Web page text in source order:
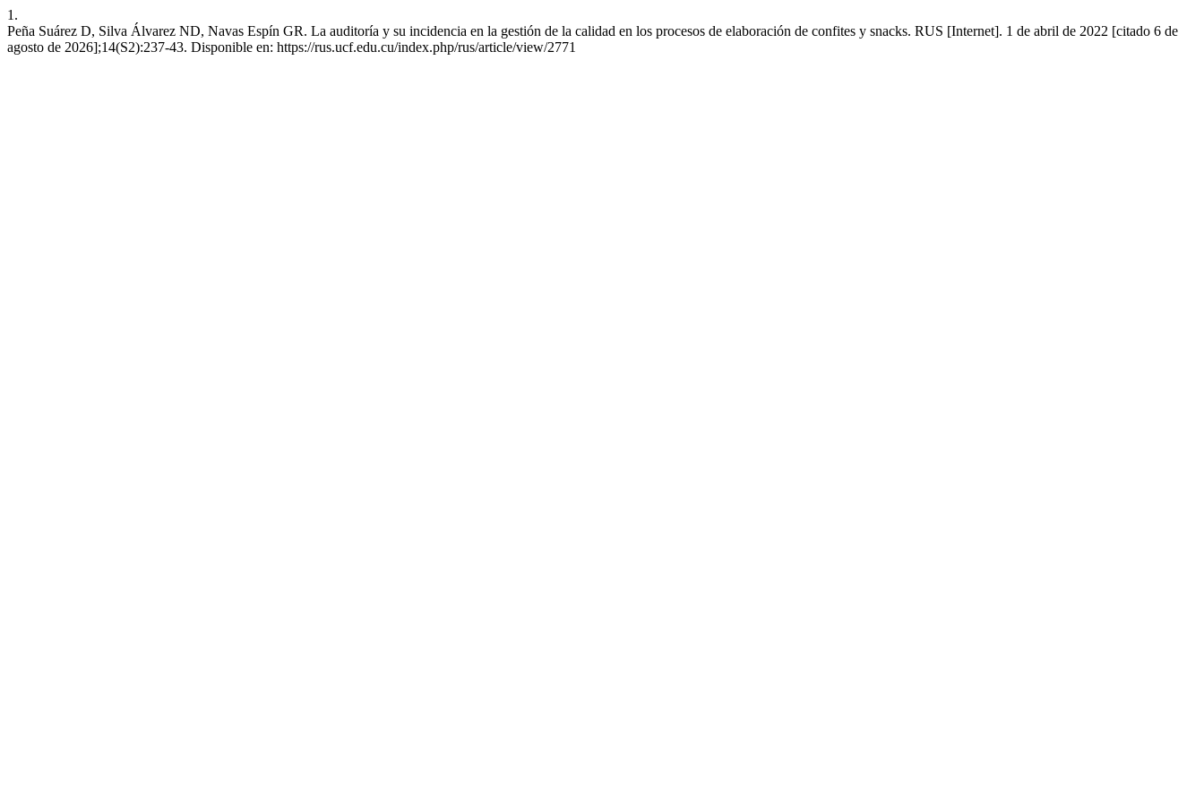
1.
Peña Suárez D, Silva Álvarez ND, Navas Espín GR. La auditoría y su incidencia en la gestión de la calidad en los procesos de elaboración de confites y snacks. RUS [Internet]. 1 de abril de 2022 [citado 6 de
agosto de 2026];14(S2):237-43. Disponible en: https://rus.ucf.edu.cu/index.php/rus/article/view/2771